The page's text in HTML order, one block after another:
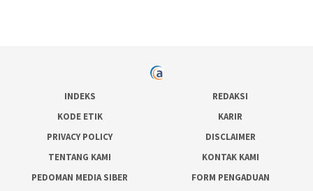
INDEKS
REDAKSI
KODE ETIK
KARIR
PRIVACY POLICY
DISCLAIMER
TENTANG KAMI
KONTAK KAMI
PEDOMAN MEDIA SIBER
FORM PENGADUAN